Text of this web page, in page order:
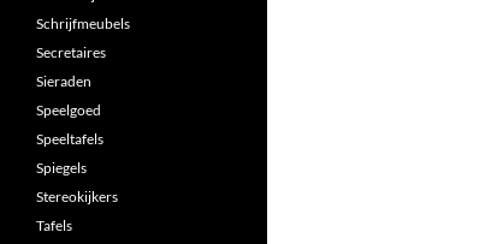
Schrijfmeubels
Secretaires
Sieraden
Speelgoed
Speeltafels
Spiegels
Stereokijkers
Tafels